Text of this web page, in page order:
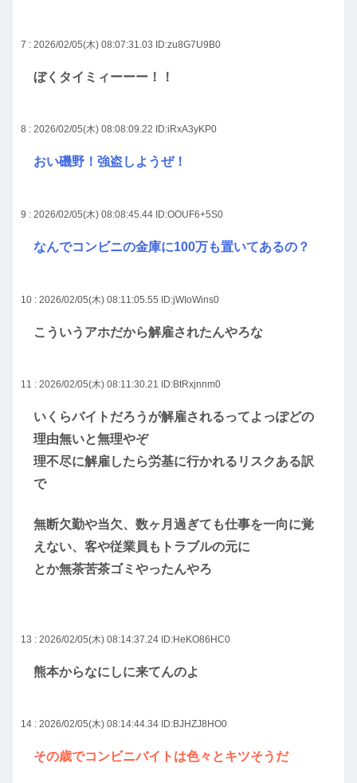
7 : 2026/02/05(木) 08:07:31.03 ID:zu8G7U9B0
ぼくタイミィーーー！！
8 : 2026/02/05(木) 08:08:09.22 ID:iRxA3yKP0
おい磯野！強盗しようぜ！
9 : 2026/02/05(木) 08:08:45.44 ID:OOUF6+5S0
なんでコンビニの金庫に100万も置いてあるの？
10 : 2026/02/05(木) 08:11:05.55 ID:jWIoWins0
こういうアホだから解雇されたんやろな
11 : 2026/02/05(木) 08:11:30.21 ID:BtRxjnnm0
いくらバイトだろうが解雇されるってよっぽどの
理由無いと無理やぞ
理不尽に解雇したら労基に行かれるリスクある訳
で
無断欠勤や当欠、数ヶ月過ぎても仕事を一向に覚
えない、客や従業員もトラブルの元に
とか無茶苦茶ゴミやったんやろ
13 : 2026/02/05(木) 08:14:37.24 ID:HeKO86HC0
熊本からなにしに来てんのよ
14 : 2026/02/05(木) 08:14:44.34 ID:BJHZJ8HO0
その歳でコンビニバイトは色々とキツそうだ